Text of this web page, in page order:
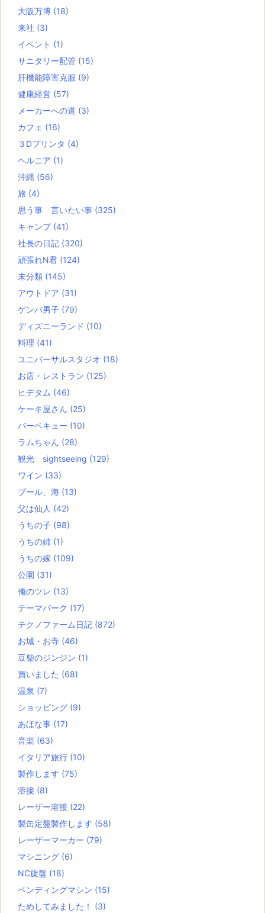
大阪万博 (18)
来社 (3)
イベント (1)
サニタリー配管 (15)
肝機能障害克服 (9)
健康経営 (57)
メーカーへの道 (3)
カフェ (16)
３Dプリンタ (4)
ヘルニア (1)
沖縄 (56)
旅 (4)
思う事 言いたい事 (325)
キャンプ (41)
社長の日記 (320)
頑張れN君 (124)
未分類 (145)
アウトドア (31)
ゲンバ男子 (79)
ディズニーランド (10)
料理 (41)
ユニバーサルスタジオ (18)
お店・レストラン (125)
ヒデタム (46)
ケーキ屋さん (25)
バーベキュー (10)
ラムちゃん (28)
観光 sightseeing (129)
ワイン (33)
プール、海 (13)
父は仙人 (42)
うちの子 (98)
うちの姉 (1)
うちの嫁 (109)
公園 (31)
俺のツレ (13)
テーマパーク (17)
テクノファーム日記 (872)
お城・お寺 (46)
豆柴のジンジン (1)
買いました (68)
温泉 (7)
ショッピング (9)
あほな事 (17)
音楽 (63)
イタリア旅行 (10)
製作します (75)
溶接 (8)
レーザー溶接 (22)
製缶定盤製作します (58)
レーザーマーカー (79)
マシニング (6)
NC旋盤 (18)
ベンディングマシン (15)
ためしてみました！ (3)